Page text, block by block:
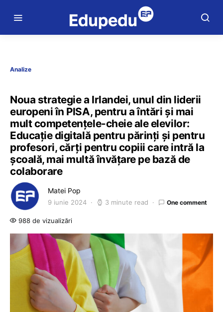
Analize
Noua strategie a Irlandei, unul din liderii
europeni în PISA, pentru a întări și mai
mult competențele-cheie ale elevilor:
Educație digitală pentru părinți și pentru
profesori, cărți pentru copiii care intră la
școală, mai multă învățare pe bază de
colaborare
Matei Pop
9 iunie 2024 3 minute read One comment
988 de vizualizări